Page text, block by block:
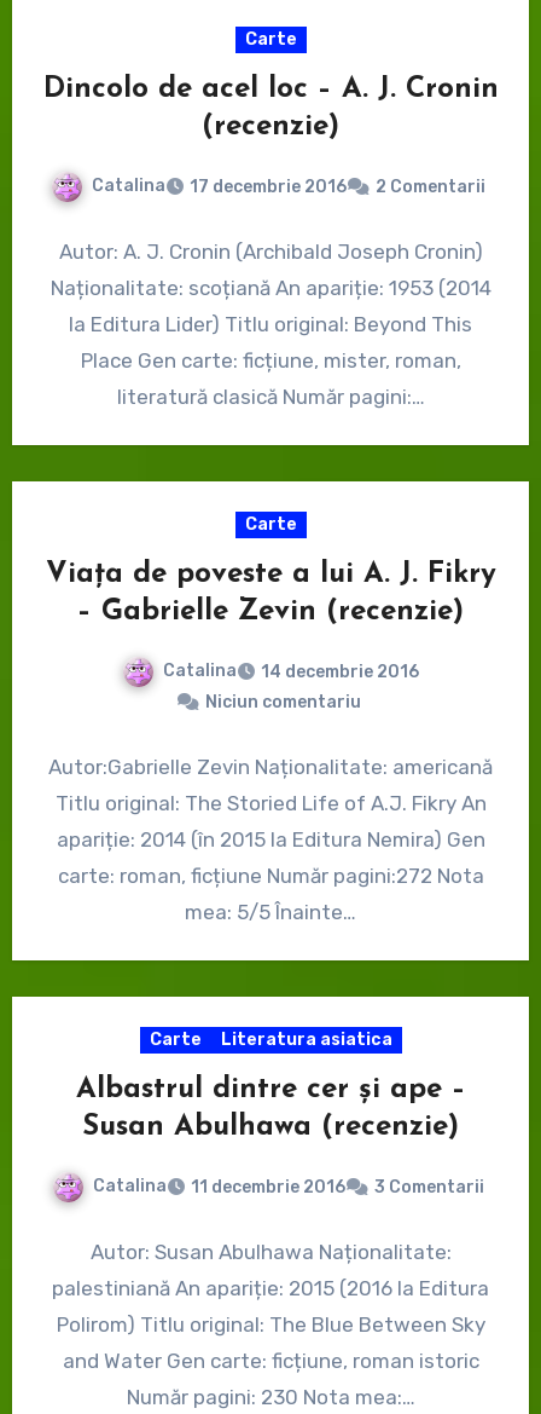
Carte
Dincolo de acel loc – A. J. Cronin
(recenzie)
Catalina 17 decembrie 2016 2 Comentarii
Autor: A. J. Cronin (Archibald Joseph Cronin)
Naționalitate: scoțiană An apariție: 1953 (2014
la Editura Lider) Titlu original: Beyond This
Place Gen carte: ficțiune, mister, roman,
literatură clasică Număr pagini:…
Carte
Viața de poveste a lui A. J. Fikry
– Gabrielle Zevin (recenzie)
Catalina
14 decembrie 2016
Niciun comentariu
Autor:Gabrielle Zevin Naționalitate: americană
Titlu original: The Storied Life of A.J. Fikry An
apariție: 2014 (în 2015 la Editura Nemira) Gen
carte: roman, ficțiune Număr pagini:272 Nota
mea: 5/5 Înainte…
Carte Literatura asiatica
Albastrul dintre cer și ape –
Susan Abulhawa (recenzie)
Catalina 11 decembrie 2016 3 Comentarii
Autor: Susan Abulhawa Naționalitate:
palestiniană An apariție: 2015 (2016 la Editura
Polirom) Titlu original: The Blue Between Sky
and Water Gen carte: ficțiune, roman istoric
Număr pagini: 230 Nota mea:…